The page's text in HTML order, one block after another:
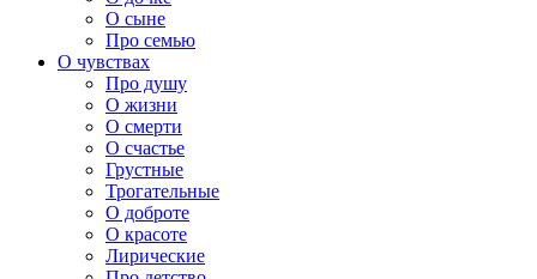
О сыне
Про семью
О чувствах
Про душу
О жизни
О смерти
О счастье
Грустные
Трогательные
О доброте
О красоте
Лирические